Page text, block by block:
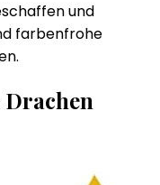
und
farbenfrohe